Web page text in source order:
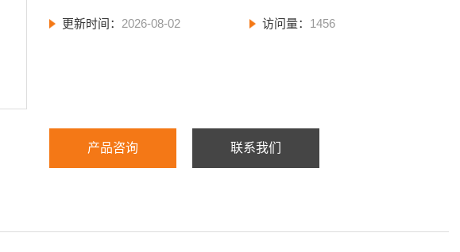
更新时间： 2026-08-02 访问量： 1456
产品咨询 联系我们